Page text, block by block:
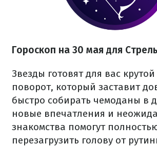
Гороскоп на 30 мая для
Звезды готовят для вас
поворот, который заставит
быстро собирать чемоданы в
новые впечатления и
знакомства помогут
перезагрузить голову от